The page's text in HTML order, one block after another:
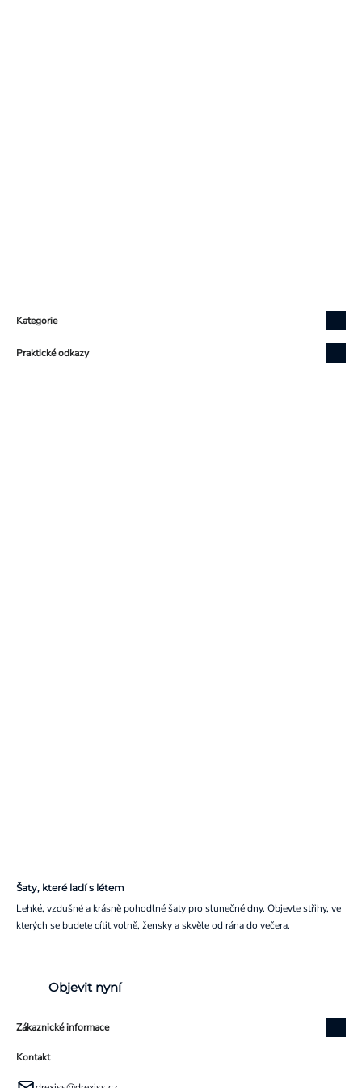
Kategorie
Praktické odkazy
Šaty, které ladí s létem
Lehké, vzdušné a krásně pohodlné šaty pro slunečné dny. Objevte střihy, ve
kterých se budete cítit volně, žensky a skvěle od rána do večera.
Objevit nyní
Zákaznické informace
Kontakt